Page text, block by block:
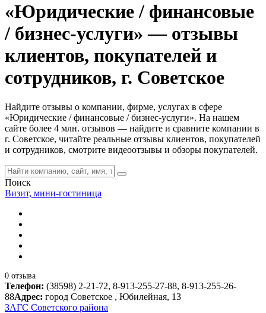
«Юридические / финансовые
/ бизнес-услуги» — отзывы
клиентов, покупателей и
сотрудников, г. Советское
Найдите отзывы о компании, фирме, услугах в сфере
«Юридические / финансовые / бизнес-услуги». На нашем
сайте более 4 млн. отзывов — найдите и сравните компании в
г. Советское, читайте реальные отзывы клиентов, покупателей
и сотрудников, смотрите видеоотзывы и обзоры покупателей.
Поиск
Визит, мини-гостиница
0 отзыва
Телефон: (38598) 2-21-72, 8-913-255-27-88, 8-913-255-26-
88Адрес: город Советское , Юбилейная, 13
ЗАГС Советского района